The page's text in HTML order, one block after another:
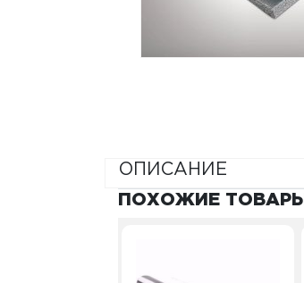
ОПИСАНИЕ
ПОХОЖИЕ ТОВАРЫ